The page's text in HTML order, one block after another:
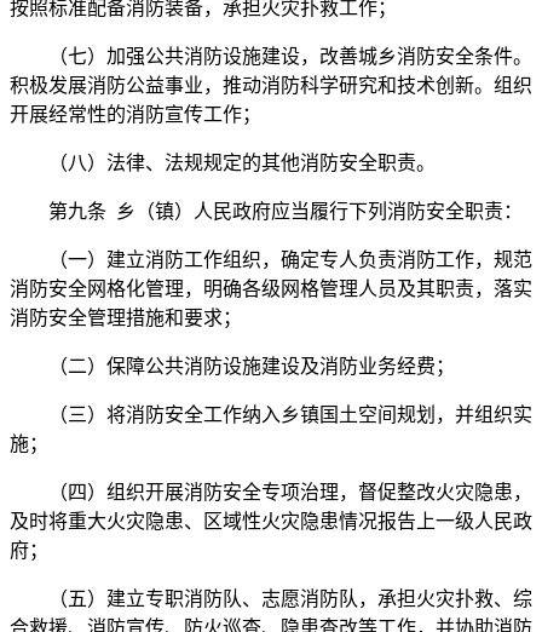
按照标准配备消防装备，承担火灾扑救工作；
（七）加强公共消防设施建设，改善城乡消防安全条件。
积极发展消防公益事业，推动消防科学研究和技术创新。组织
开展经常性的消防宣传工作；
（八）法律、法规规定的其他消防安全职责。
第九条 乡（镇）人民政府应当履行下列消防安全职责：
（一）建立消防工作组织，确定专人负责消防工作，规范
消防安全网格化管理，明确各级网格管理人员及其职责，落实
消防安全管理措施和要求；
（二）保障公共消防设施建设及消防业务经费；
（三）将消防安全工作纳入乡镇国土空间规划，并组织实
施；
（四）组织开展消防安全专项治理，督促整改火灾隐患，
及时将重大火灾隐患、区域性火灾隐患情况报告上一级人民政
府；
（五）建立专职消防队、志愿消防队，承担火灾扑救、综
合救援、消防宣传、防火巡查、隐患查改等工作，并协助消防